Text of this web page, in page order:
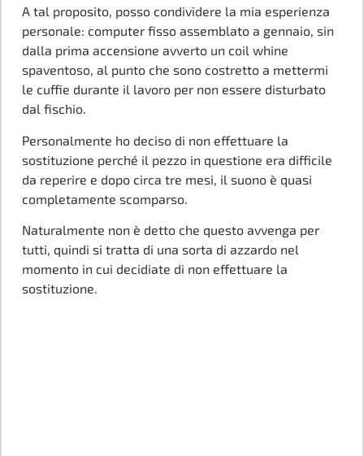
A tal proposito, posso condividere la mia esperienza
personale: computer fisso assemblato a gennaio, sin
dalla prima accensione avverto un coil whine
spaventoso, al punto che sono costretto a mettermi
le cuffie durante il lavoro per non essere disturbato
dal fischio.
Personalmente ho deciso di non effettuare la
sostituzione perché il pezzo in questione era difficile
da reperire e dopo circa tre mesi, il suono è quasi
completamente scomparso.
Naturalmente non è detto che questo avvenga per
tutti, quindi si tratta di una sorta di azzardo nel
momento in cui decidiate di non effettuare la
sostituzione.